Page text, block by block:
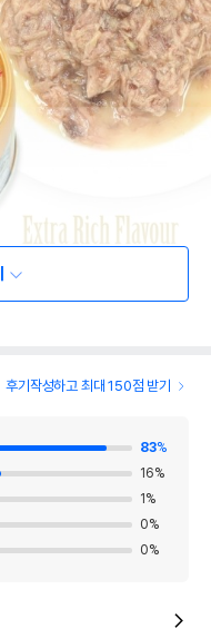
후기작성하고 최대 150점 받기
83%
16%
1 %
0%
0%